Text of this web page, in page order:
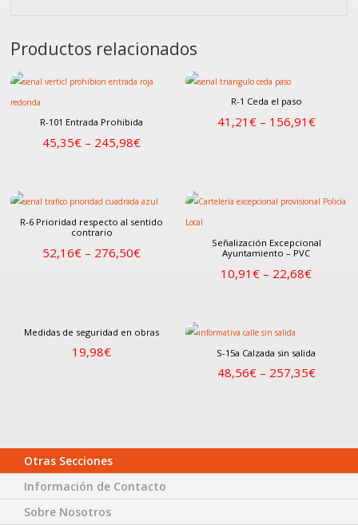
Productos relacionados
R-101 Entrada Prohibida
45,35€ – 245,98€
R-1 Ceda el paso
41,21 €– 156,91 €
R-6 Prioridad respecto al sentido
contrario
52,16€ – 276,50€
Señalización Excepcional
Ayuntamiento – PVC
10,91€ – 22,68€
Medidas de seguridad en obras
19,98€ S-15a Calzada sin salida
48,56€– 257,35€
Otras Secciones
Información de Contacto
Sobre Nosotros